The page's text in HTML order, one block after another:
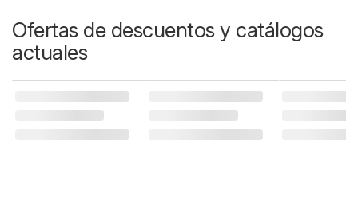
Ofertas de descuentos y catálogos
actuales